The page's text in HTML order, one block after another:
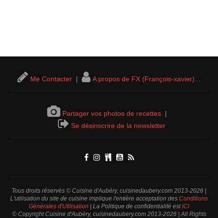
Me Contacter | A propos de FX (François-xavier)...
Partager vos photos de recettes |
Se désinscrire de la newsletter
Tous droits réservés © Cuisine d'Aubéry, cuisinedaubery.com 2013-2026 |
L'utilisation du site de cuisine implique l'entière acceptation des Conditions
Générales d'Utilisation | La Politique de confidentialité estICI
© Copyright Cuisine d'Aubéry, cuisinedaubery.com 2013-2026 | All Rights